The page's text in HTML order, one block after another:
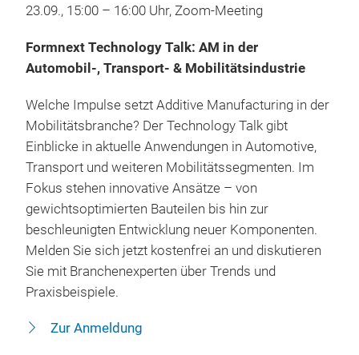
23.09., 15:00 – 16:00 Uhr, Zoom-Meeting
Formnext Technology Talk: AM in der
Automobil-, Transport- & Mobilitätsindustrie
Welche Impulse setzt Additive Manufacturing in der
Mobilitätsbranche? Der Technology Talk gibt
Einblicke in aktuelle Anwendungen in Automotive,
Transport und weiteren Mobilitätssegmenten. Im
Fokus stehen innovative Ansätze – von
gewichtsoptimierten Bauteilen bis hin zur
beschleunigten Entwicklung neuer Komponenten.
Melden Sie sich jetzt kostenfrei an und diskutieren
Sie mit Branchenexperten über Trends und
Praxisbeispiele.
Zur Anmeldung